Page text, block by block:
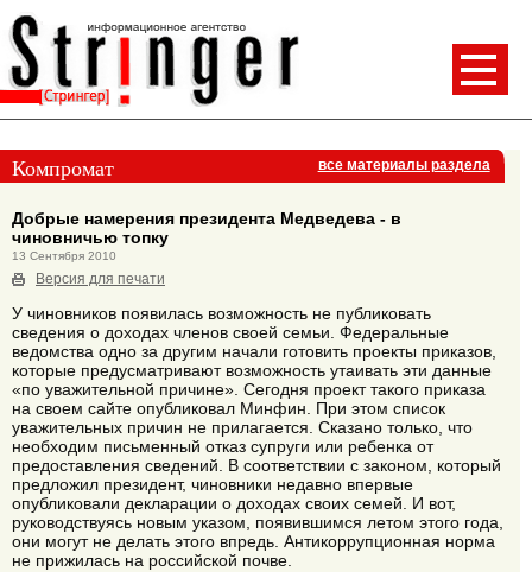
Компромат все материалы раздела
Добрые намерения президента Медведева - в
чиновничью топку
13 Сентября 2010
Версия для печати
У чиновников появилась возможность не публиковать
сведения о доходах членов своей семьи. Федеральные
ведомства одно за другим начали готовить проекты приказов,
которые предусматривают возможность утаивать эти данные
«по уважительной причине». Сегодня проект такого приказа
на своем сайте опубликовал Минфин. При этом список
уважительных причин не прилагается. Сказано только, что
необходим письменный отказ супруги или ребенка от
предоставления сведений. В соответствии с законом, который
предложил президент, чиновники недавно впервые
опубликовали декларации о доходах своих семей. И вот,
руководствуясь новым указом, появившимся летом этого года,
они могут не делать этого впредь. Антикоррупционная норма
не прижилась на российской почве.